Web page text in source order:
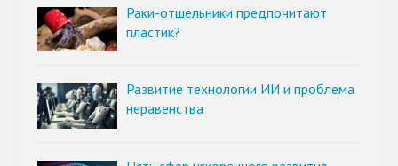
Раки-отшельники предпочитают
пластик?
Развитие технологии ИИ и проблема
неравенства